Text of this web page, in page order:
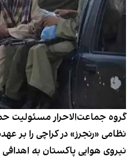
گروه جماعت‌الاحرار مسئولیت
نظامی «رنجرز» در کراچی را بر
نیروی ‌هوایی پاکستان به اهدافی